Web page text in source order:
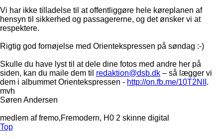
Vi har ikke tilladelse til at offentliggøre hele køreplanen af
hensyn til sikkerhed og passagererne, og det ønsker vi at
respektere.
Rigtig god fornøjelse med Orientekspressen på søndag :-)
Skulle du have lyst til at dele dine fotos med andre her på
siden, kan du maile dem til redaktion@dsb.dk – så lægger vi
dem i albummet Orientekspressen - http://on.fb.me/10T2NII .
mvh
Søren Andersen
medlem af fremo,Fremodern, H0 2 skinne digital
Top